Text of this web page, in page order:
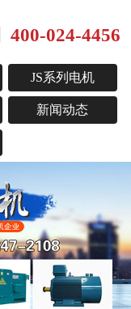
400-024-4456
JS系列电机
新闻动态